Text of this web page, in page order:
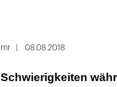
mr 08.08.2018
Schwierigkeiten